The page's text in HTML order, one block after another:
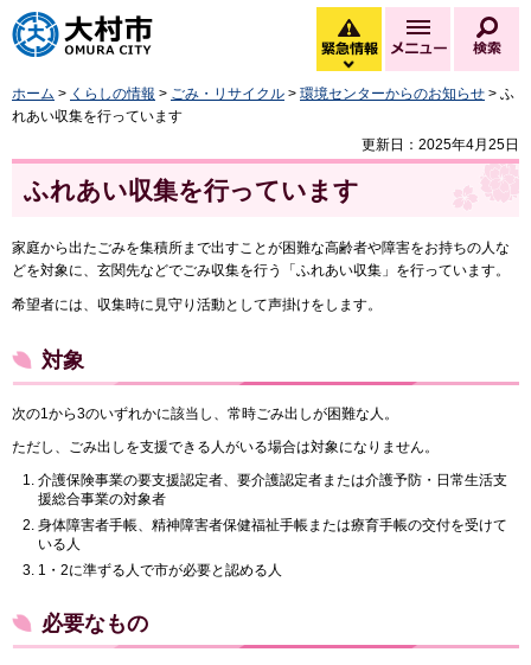
大村市
緊急情報
緊急情報を開く
メニュー
ホーム > くらしの情報 > ごみ・リサイクル > 環境センターからのお知らせ > ふ
れあい収集を行っています
更新日：2025年4月25日
ふれあい収集を行っています
家庭から出たごみを集積所まで出すことが困難な高齢者や障害をお持ちの人な
どを対象に、玄関先などでごみ収集を行う「ふれあい収集」を行っています。
希望者には、収集時に見守り活動として声掛けをします。
対象
次の1から3のいずれかに該当し、常時ごみ出しが困難な人。
ただし、ごみ出しを支援できる人がいる場合は対象になりません。
介護保険事業の要支援認定者、要介護認定者または介護予防・日常生活支
援総合事業の対象者
身体障害者手帳、精神障害者保健福祉手帳または療育手帳の交付を受けて
いる人
1・2に準ずる人で市が必要と認める人
必要なもの